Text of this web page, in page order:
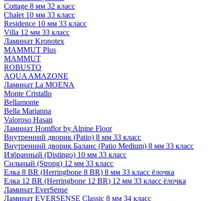
Cottage 8 мм 32 класс
Chalet 10 мм 33 класс
Residence 10 мм 33 класс
Villa 12 мм 33 класс
Ламинат Kronotex
MAMMUT Plus
MAMMUT
ROBUSTO
AQUA AMAZONE
Ламинат La MOENA
Monte Cristallo
Bellamonte
Bella Marianna
Valoroso Hasan
Ламинат Homflor by Alpine Floor
Внутренний дворик (Patio) 8 мм 33 класс
Внутренний дворик Баланс (Patio Medium) 8 мм 33 класс
Избранный (Distingo) 10 мм 33 класс
Сильный (Strong) 12 мм 33 класс
Елка 8 BR (Herringbone 8 BR) 8 мм 33 класс ёлочка
Елка 12 BR (Herringbone 12 BR) 12 мм 33 класс ёлочка
Ламинат EverSense
Ламинат EVERSENSE Classic 8 мм 34 класс